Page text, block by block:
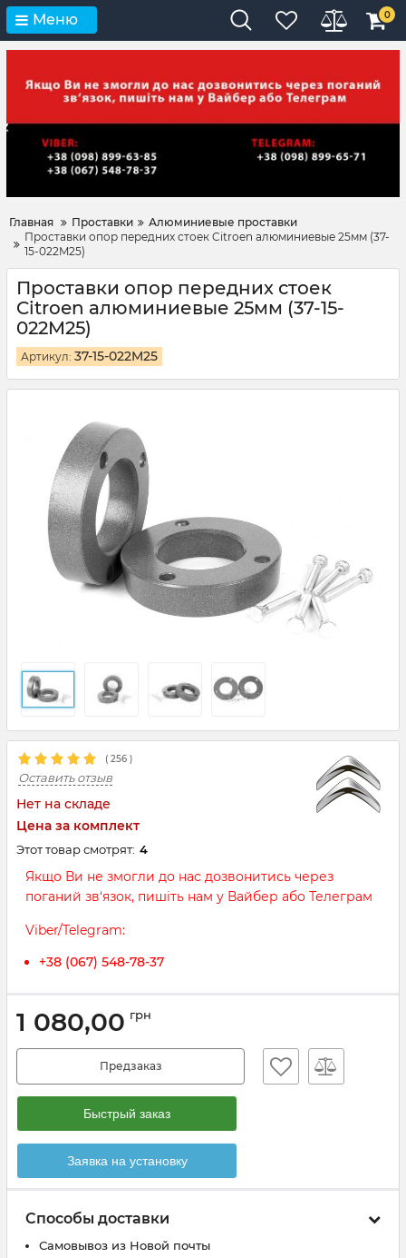
Меню 0
Главная Проставки
Алюминиевые проставки
Проставки опор передних стоек Citroen алюминиевые 25мм (37-
15-022M25)
Проставки опор передних стоек
Citroen алюминиевые 25мм (37-15-
022M25)
Артикул: 37-15-022M25
( 256 )
Оставить отзыв
Нет на складе
Цена за комплект
Этот товар смотрят: 4
Якщо Ви не змогли до нас дозвонитись через
поганий зв‘язок, пишіть нам у Вайбер або Телеграм
Viber/Telegram:
+38 (067) 548-78-37
1 080,00 грн
Предзаказ
Быстрый заказ
Заявка на установку
Способы доставки
Самовывоз из Новой почты